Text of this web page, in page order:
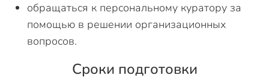
обращаться к персональному куратору за
помощью в решении организационных
вопросов.
Сроки подготовки